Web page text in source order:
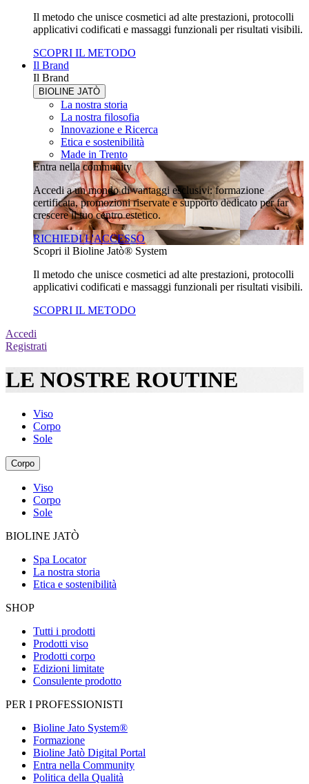
Il metodo che unisce cosmetici ad alte prestazioni, protocolli
applicativi codificati e massaggi funzionali per risultati visibili.
SCOPRI IL METODO
Il Brand
Il Brand
BIOLINE JATÒ
La nostra storia
La nostra filosofia
Innovazione e Ricerca
Etica e sostenibilità
Made in Trento
Entra nella community
Accedi a un mondo di vantaggi esclusivi: formazione
certificata, promozioni riservate e supporto dedicato per far
crescere il tuo centro estetico.
RICHIEDI L'ACCESSO
Scopri il Bioline Jatò® System
Il metodo che unisce cosmetici ad alte prestazioni, protocolli
applicativi codificati e massaggi funzionali per risultati visibili.
SCOPRI IL METODO
Accedi
Registrati
LE NOSTRE ROUTINE
Viso
Corpo
Sole
Corpo
Viso
Corpo
Sole
BIOLINE JATÒ
Spa Locator
La nostra storia
Etica e sostenibilità
SHOP
Tutti i prodotti
Prodotti viso
Prodotti corpo
Edizioni limitate
Consulente prodotto
PER I PROFESSIONISTI
Bioline Jato System®
Formazione
Bioline Jatò Digital Portal
Entra nella Community
Politica della Qualità